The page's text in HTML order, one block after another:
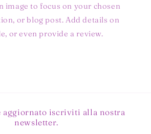
image to focus on your chosen
or blog post. Add details on
or even provide a review.
aggiornato iscriviti alla nostra
newsletter.